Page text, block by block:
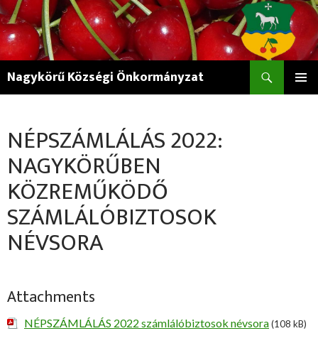
Nagykörű Községi Önkormányzat
NÉPSZÁMLÁLÁS 2022:
NAGYKÖRŰBEN
KÖZREMŰKÖDŐ
SZÁMLÁLÓBIZTOSOK
NÉVSORA
Attachments
NÉPSZÁMLÁLÁS 2022 számlálóbiztosok névsora(108 kB)